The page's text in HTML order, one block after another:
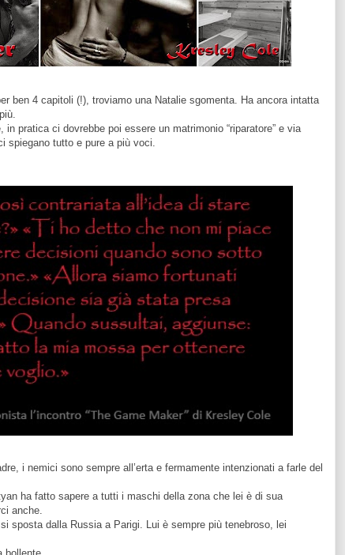
ben 4 capitoli (!), troviamo una Natalie sgomenta. Ha ancora intatta
pratica ci dovrebbe poi essere un matrimonio “riparatore” e via
spiegano tutto e pure a più voci.
i nemici sono sempre all’erta e fermamente intenzionati a farle del
ha fatto sapere a tutti i maschi della zona che lei è di sua
anche.
sposta dalla Russia a Parigi. Lui è sempre più tenebroso, lei